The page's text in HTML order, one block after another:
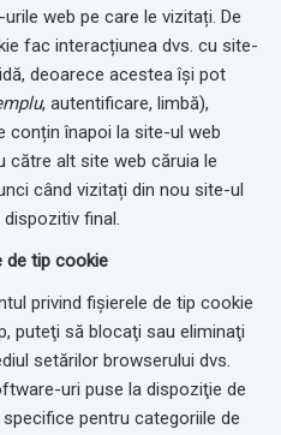
web pe care le vizitați. De
fac interacțiunea dvs. cu site-
deoarece acestea își pot
, autentificare, limbă),
conțin înapoi la site-ul web
către alt site web căruia le
când vizitați din nou site-ul
final.
de tip cookie
privind fișierele de tip cookie
puteţi să blocaţi sau eliminaţi
setărilor browserului dvs.
uri puse la dispoziţie de
pentru categoriile de